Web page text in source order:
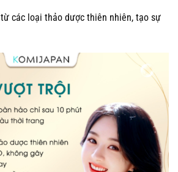
các loại thảo dược thiên nhiên, tạo sự